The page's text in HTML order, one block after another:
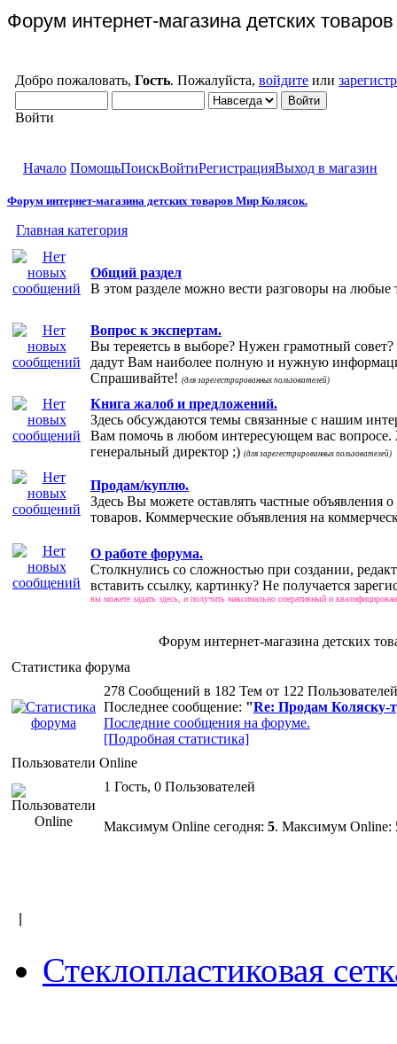
Форум интернет-магазина детских
Добро пожаловать, Гость. Пожалуйста, войдите или
Войти
Начало ПомощьПоискВойтиРегистрацияВыход в магазин
Форум интернет-магазина детских товаров Мир Колясок.
Главная категория
Общий раздел
В этом разделе можно вести разговоры на любые
Вопрос к экспертам.
Вы тереяетсь в выборе? Нужен грамотный
дадут Вам наиболее полную и нужную
Спрашивайте! (для зарегестрированных пользователей)
Книга жалоб и предложений.
Здесь обсуждаются темы связанные с нашим
Вам помочь в любом интересующем вас вопросе.
генеральный директор ;) (для зарегестрированных пользователей)
Продам/куплю.
Здесь Вы можете оставлять частные объявления
товаров. Коммерческие объявления на
О работе форума.
Столкнулись со сложностью при создании,
вставить ссылку, картинку? Не получается
вы можете задать здесь, и получить максимально оперативный и
Форум интернет-магазина детских
Статистика форума
278 Сообщений в 182 Тем от 122
Последнее сообщение: "Re: Продам
Последние сообщения на форуме.
[Подробная статистика]
Пользователи Online
1 Гость, 0 Пользователей
Максимум Online сегодня: 5. Максимум Online:
Стеклопластиковая